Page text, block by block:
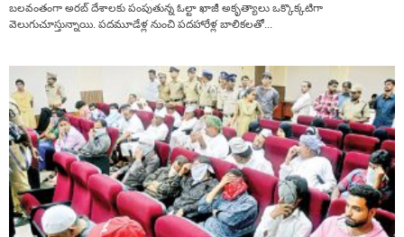
బలవంతంగా అరబ్‌ దేశాలకు పంపుతున్న ఓల్టా ఖాజీ అకృత్యాలు ఒక్కొక్కటిగా
వెలుగుచూస్తున్నాయి. పదమూడేళ్ల నుంచి పదహారేళ్ల బాలికలతో...